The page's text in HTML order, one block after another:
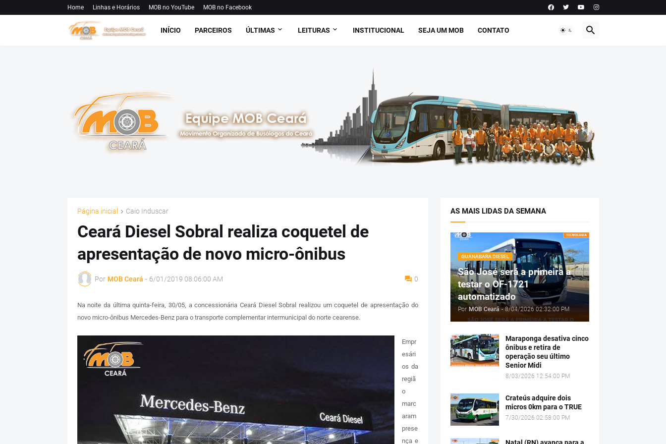
Home Linhas e Horários MOB no YouTube MOB no Facebook
INÍCIO PARCEIROS ÚLTIMAS LEITURAS INSTITUCIONAL SEJA UM MOB CONTATO
Página inicial Caio Induscar
Ceará Diesel Sobral realiza coquetel de
apresentação de novo micro-ônibus
Por MOB Ceará - 6/01/2019 08:06:00 AM 0
Na noite da última quinta-feira, 30/05, a concessionária Ceará Diesel Sobral realizou um coquetel de apresentação do
novo micro-ônibus Mercedes-Benz para o transporte complementar intermunicipal do norte cearense.
Empr
esári
os da
regiã
o
marc
aram
prese
nça e
AS MAIS LIDAS DA SEMANA
GUANABARA DIESEL
São José será a primeira a
testar o OF-1721
automatizado
Por MOB Ceará - 8/04/2026 02:32:00 PM
Maraponga desativa cinco
ônibus e retira de
operação seu último
Senior Midi
8/03/2026 12:54:00 PM
Crateús adquire dois
micros 0km para o TRUE
7/30/2026 02:58:00 PM